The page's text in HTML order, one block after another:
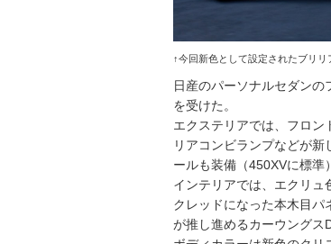
↑今回新色として設定されたブリ
日産のパーソナルセダン
を受けた。
エクステリアでは、フロン
リアコンビランプなどが
ールも装備（450XVに標準
インテリアでは、エクリュ
クレッドになった本木目パ
が推し進めるカーウングス